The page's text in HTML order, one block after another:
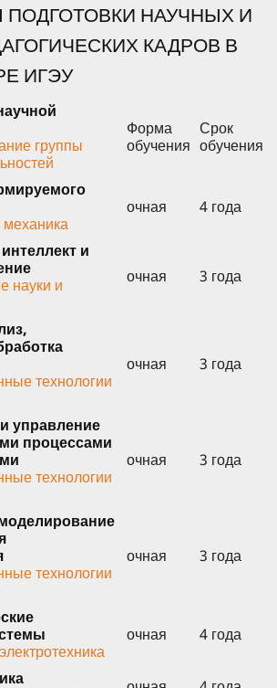
НАУЧНЫХ И
КАДРОВ В
ИГЭУ
группы
Форма
обучения
Срок
обучения
очная 4 года
и
науки и
очная 3 года
технологии
очная 3 года
управление
процессами
технологии
очная 3 года
технологии
очная 3 года
очная 4 года